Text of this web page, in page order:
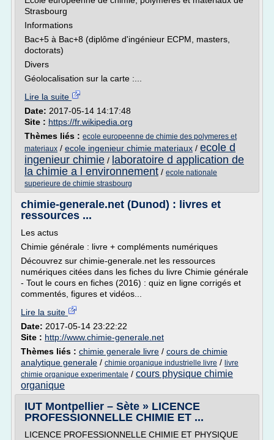
Strasbourg
Informations
Bac+5 à Bac+8 (diplôme d'ingénieur ECPM, masters,
doctorats)
Divers
Géolocalisation sur la carte :...
Lire la suite
Date: 2017-05-14 14:17:48
Site : https://fr.wikipedia.org
Thèmes liés : ecole europeenne de chimie des polymeres et
materiaux / ecole ingenieur chimie materiaux / ecole d
ingenieur chimie / laboratoire d application de
la chimie a l environnement / ecole nationale
superieure de chimie strasbourg
chimie-generale.net (Dunod) : livres et
ressources ...
Les actus
Chimie générale : livre + compléments numériques
Découvrez sur chimie-generale.net les ressources
numériques citées dans les fiches du livre Chimie générale
- Tout le cours en fiches (2016) : quiz en ligne corrigés et
commentés, figures et vidéos...
Lire la suite
Date: 2017-05-14 23:22:22
Site : http://www.chimie-generale.net
Thèmes liés : chimie generale livre / cours de chimie
analytique generale / chimie organique industrielle livre / livre
chimie organique experimentale / cours physique chimie
organique
IUT Montpellier – Sète » LICENCE
PROFESSIONNELLE CHIMIE ET ...
LICENCE PROFESSIONNELLE CHIMIE ET PHYSIQUE